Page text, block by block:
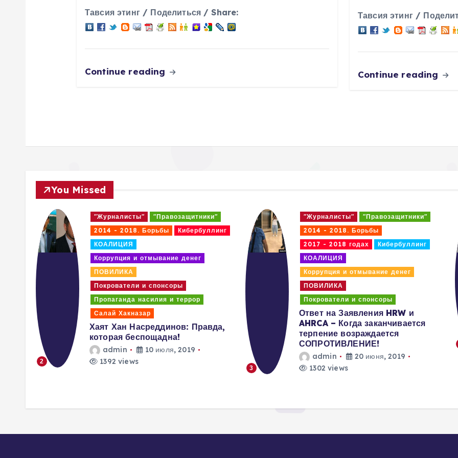
п
и
с
я
м
Тавсия этинг / Поделиться / Share:
Continue reading
Тавсия этинг /
Continue reading
You Missed
2
"Журналисты"
"Правозащитники"
2014 - 2018. Борьбы
Кибербуллинг
КОАЛИЦИЯ
Коррупция и отмывание денег
ПОВИЛИКА
Покрователи и спонсоры
Пропаганда насилия и террор
Салай Хакназар
Хаят Хан Насреддинов: Правда,
которая беспощадна!
admin
10 июля, 2019
1392 views
3
"Журналисты"
"Правозащитники"
2014 - 2018. Борьбы
2017 - 2018 годах
Кибербуллинг
КОАЛИЦИЯ
Коррупция и отмывание денег
ПОВИЛИКА
Покрователи и спонсоры
Ответ на Заявления HRW и
AHRCA – Когда заканчивается
терпение возраждается
СОПРОТИВЛЕНИЕ!
admin
20 июня, 2019
1302 views